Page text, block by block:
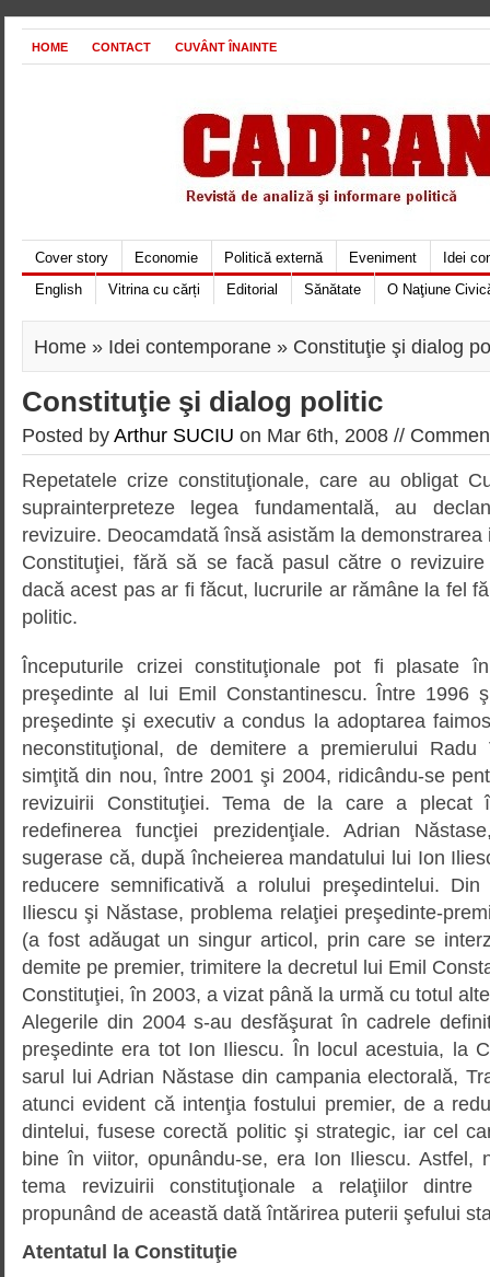
HOME CONTACT CUVÂNT ÎNAINTE
Cover story Economie Politică externă Eveniment
Idei
English
Vitrina cu cărți Editorial Sănătate O Naţiune
Home » Idei contemporane » Constituţie şi dialog
Constituţie şi dialog politic
Posted byArthur SUCIU on Mar 6th, 2008 //
Repetatele crize constituţionale, care au obligat
suprainterpreteze legea fundamentală, au
revizuire. Deocamdată însă asistăm la
Constituţiei, fără să se facă pasul către o
dacă acest pas ar fi făcut, lucrurile ar rămâne la fel
politic.
Începuturile crizei consti­tuţio­nale pot fi plasate
preşedinte al lui Emil Constantinescu. Între 1996
preşedinte şi executiv a condus la adoptarea
neconsti­tu­ţional, de demitere a premierului
simţită din nou, între 2001 şi 2004, ridicându-se
revizuirii Constituţiei. Tema de la care a plecat
redefinerea funcţiei prezidenţiale. Adrian
sugerase că, după încheierea mandatului lui Ion
reducere sem­nifi­cativă a rolului preşedintelui.
Iliescu şi Năstase, pro­blema relaţiei preşedinte-
(a fost adăugat un singur articol, prin care se
demite pe premier, trimitere la decretul lui Emil
Constituţiei, în 2003, a vizat până la urmă cu totul
Alegerile din 2004 s-au desfăşurat în cadrele
preşedinte era tot Ion Iliescu. În locul acestuia, la
sarul lui Adrian Năstase din campania electorală,
atunci evident că intenţia fostului pre­mier, de a
din­telui, fusese corectă politic şi stra­tegic, iar cel
bine în viitor, opunându-se, era Ion Iliescu. Astfel,
tema revizuirii constituţionale a relaţiilor dintre
propunând de această dată întărirea puterii şefului
Atentatul la Constituţie